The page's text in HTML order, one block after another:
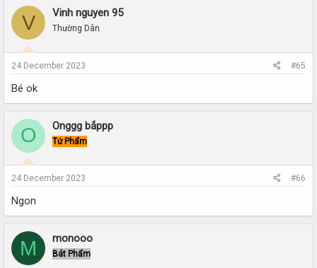
V Vinh nguyen 95
Thường Dân
24 December 2023 #65
Bé ok
O Onggg bắppp
Tứ Phẩm
24 December 2023 #66
Ngon
M monooo
Bát Phẩm